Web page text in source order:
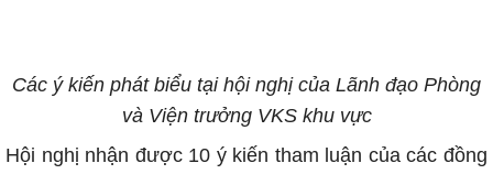
Các ý kiến phát biểu tại hội nghị của Lãnh đạo Phòng
và Viện trưởng VKS khu vực
Hội nghị nhận được 10 ý kiến tham luận của các đồng